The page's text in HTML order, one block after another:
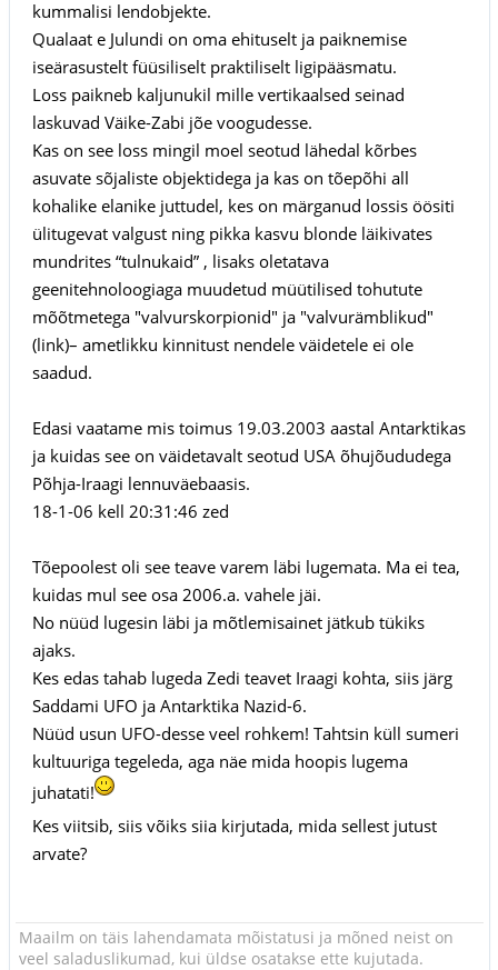
kummalisi lendobjekte.
Qualaat e Julundi on oma ehituselt ja paiknemise
iseärasustelt füüsiliselt praktiliselt ligipääsmatu.
Loss paikneb kaljunukil mille vertikaalsed seinad
laskuvad Väike-Zabi jõe voogudesse.
Kas on see loss mingil moel seotud lähedal kõrbes
asuvate sõjaliste objektidega ja kas on tõepõhi all
kohalike elanike juttudel, kes on märganud lossis öösiti
ülitugevat valgust ning pikka kasvu blonde läikivates
mundrites “tulnukaid” , lisaks oletatava
geenitehnoloogiaga muudetud müütilised tohutute
mõõtmetega "valvurskorpionid" ja "valvurämblikud"
(link)– ametlikku kinnitust nendele väidetele ei ole
saadud.
Edasi vaatame mis toimus 19.03.2003 aastal Antarktikas
ja kuidas see on väidetavalt seotud USA õhujõududega
Põhja-Iraagi lennuväebaasis.
18-1-06 kell 20:31:46 zed
Tõepoolest oli see teave varem läbi lugemata. Ma ei tea,
kuidas mul see osa 2006.a. vahele jäi.
No nüüd lugesin läbi ja mõtlemisainet jätkub tükiks
ajaks.
Kes edas tahab lugeda Zedi teavet Iraagi kohta, siis järg
Saddami UFO ja Antarktika Nazid-6.
Nüüd usun UFO-desse veel rohkem! Tahtsin küll sumeri
kultuuriga tegeleda, aga näe mida hoopis lugema
juhatati!
Kes viitsib, siis võiks siia kirjutada, mida sellest jutust
arvate?
Maailm on täis lahendamata mõistatusi ja mõned neist on
veel saladuslikumad, kui üldse osatakse ette kujutada.